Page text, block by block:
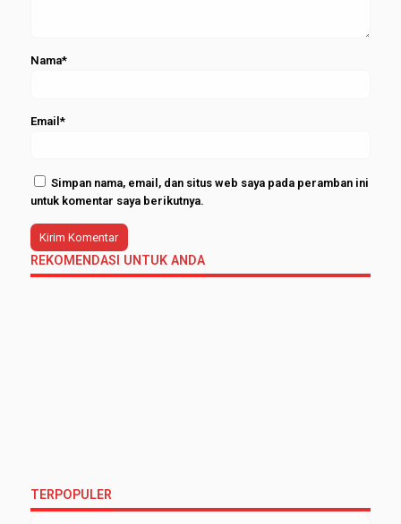
Nama*
Email*
Simpan nama, email, dan situs web saya pada peramban ini
untuk komentar saya berikutnya.
REKOMENDASI UNTUK ANDA
TERPOPULER